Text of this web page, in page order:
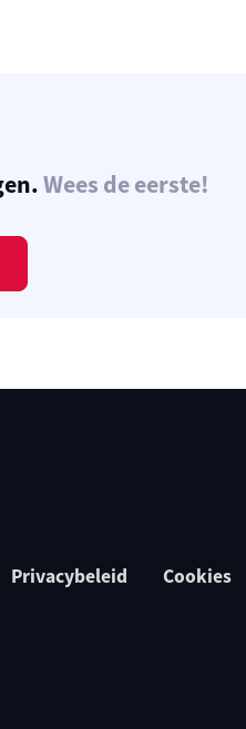
Wees de eerste!
Privacybeleid Cookies